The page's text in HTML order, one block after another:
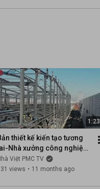
1:23
thiết kế kiến tạo tương
lai-Nhà xưởng công nghiệp
lòng Cẩm Phả-Quảng
Việt PMC TV
views • 11 months ago